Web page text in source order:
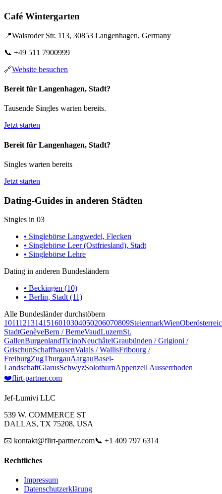
Café Wintergarten
📍Walsroder Str. 113, 30853 Langenhagen, Germany
📞 +49 511 7900999
🔗Website besuchen
Bereit für Langenhagen, Stadt?
Tausende Singles warten bereits.
Jetzt starten
Bereit für Langenhagen, Stadt?
Singles warten bereits
Jetzt starten
Dating-Guides in anderen Städten
Singles in 03
• Singlebörse Langwedel, Flecken
• Singlebörse Leer (Ostfriesland), Stadt
• Singlebörse Lehre
Dating in anderen Bundesländern
• Beckingen (10)
• Berlin, Stadt (11)
Alle Bundesländer durchstöbern
10111213141516010304050206070809SteiermarkWien
StadtGenèveBern / BerneVaudLuzernSt.
GallenBurgenlandTicinoNeuchâtelGraubünden / Grigioni /
GrischunSchaffhausenValais / WallisFribourg /
FreiburgZugThurgauAargauBasel-
LandschaftGlarusSchwyzSolothurnAppenzell Ausserrhoden
❤️flirt-partner.com
Jef-Lumivi LLC
539 W. COMMERCE ST
DALLAS, TX 75208, USA
📧 kontakt@flirt-partner.com📞 +1 409 797 6314
Rechtliches
Impressum
Datenschutzerklärung